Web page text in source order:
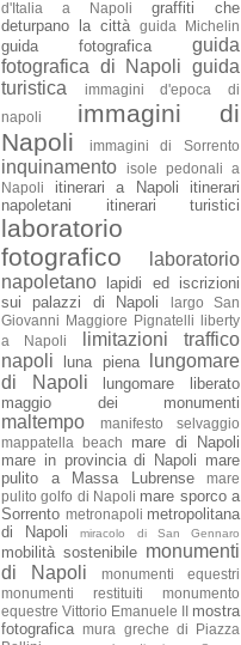
d'Italia a Napoli
graffiti che
deturpano la città
guida Michelin
guida fotografica
guida
fotografica di Napoli guida
turistica
immagini d'epoca di
napoli
immagini di
Napoli
immagini di Sorrento
inquinamento
isole pedonali a
Napoli
itinerari a Napoli
itinerari
napoletani
itinerari turistici
laboratorio
fotografico
laboratorio
napoletano
lapidi ed iscrizioni
sui palazzi di Napoli
largo San
Giovanni Maggiore Pignatelli liberty
a Napoli
limitazioni traffico
napoli
luna piena
lungomare
di Napoli
lungomare liberato
maggio dei monumenti
maltempo
manifesto selvaggio
mappatella beach
mare di Napoli
mare in provincia di Napoli mare
pulito a Massa Lubrense
mare
pulito golfo di Napoli mare sporco a
Sorrento metronapoli metropolitana
di Napoli
miracolo di San Gennaro
mobilità sostenibile monumenti
di Napoli
monumenti equestri
monumenti restituiti
monumento
equestre Vittorio Emanuele II mostra
fotografica mura greche di Piazza